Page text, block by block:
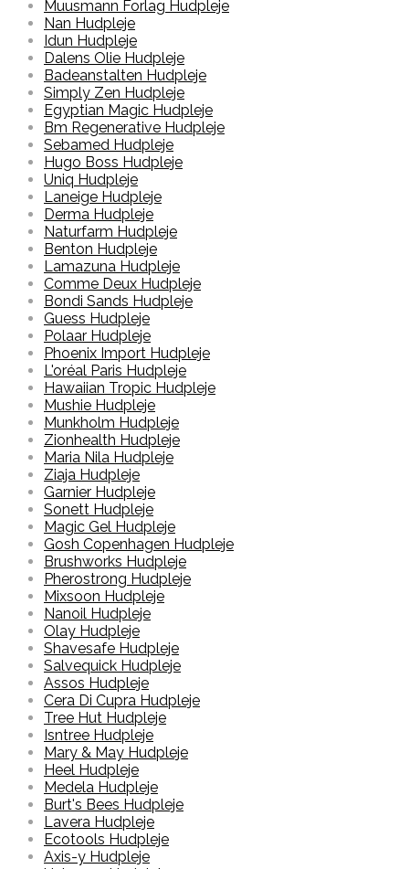
Muusmann Forlag Hudpleje
Nan Hudpleje
Idun Hudpleje
Dalens Olie Hudpleje
Badeanstalten Hudpleje
Simply Zen Hudpleje
Egyptian Magic Hudpleje
Bm Regenerative Hudpleje
Sebamed Hudpleje
Hugo Boss Hudpleje
Uniq Hudpleje
Laneige Hudpleje
Derma Hudpleje
Naturfarm Hudpleje
Benton Hudpleje
Lamazuna Hudpleje
Comme Deux Hudpleje
Bondi Sands Hudpleje
Guess Hudpleje
Polaar Hudpleje
Phoenix Import Hudpleje
L'oréal Paris Hudpleje
Hawaiian Tropic Hudpleje
Mushie Hudpleje
Munkholm Hudpleje
Zionhealth Hudpleje
Maria Nila Hudpleje
Ziaja Hudpleje
Garnier Hudpleje
Sonett Hudpleje
Magic Gel Hudpleje
Gosh Copenhagen Hudpleje
Brushworks Hudpleje
Pherostrong Hudpleje
Mixsoon Hudpleje
Nanoil Hudpleje
Olay Hudpleje
Shavesafe Hudpleje
Salvequick Hudpleje
Assos Hudpleje
Cera Di Cupra Hudpleje
Tree Hut Hudpleje
Isntree Hudpleje
Mary & May Hudpleje
Heel Hudpleje
Medela Hudpleje
Burt's Bees Hudpleje
Lavera Hudpleje
Ecotools Hudpleje
Axis-y Hudpleje